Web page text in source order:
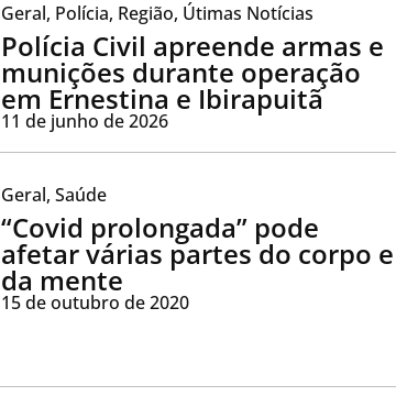
Geral, Polícia, Região, Útimas Notícias
Polícia Civil apreende armas e
munições durante operação
em Ernestina e Ibirapuitã
11 de junho de 2026
Geral, Saúde
“Covid prolongada” pode
afetar várias partes do corpo e
da mente
15 de outubro de 2020